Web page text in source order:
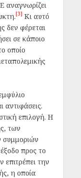
αναγνωρίζει
[3] Κι αυτό
δεν φέρεται
σε κάποιο
οποίο
αντιφάσεις.
επιλογή. Η
των
συμμοριών
προς το
επιτρέπει την
η οποία